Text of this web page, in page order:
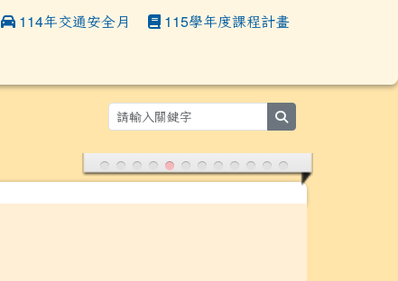
114年交通安全月 115學年度課程計畫